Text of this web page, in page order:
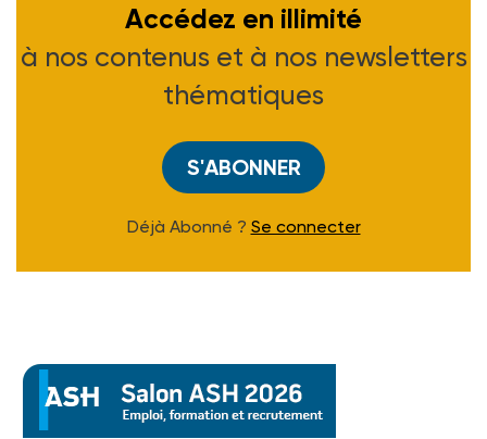
Accédez en illimité
à nos contenus et à nos newsletters
thématiques
S'ABONNER
Déjà Abonné ? Se connecter